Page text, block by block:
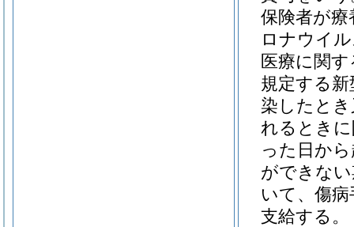
保険者が
ロナウイ
医療に関
規定する
染したと
れるとき
った日か
ができな
いて、傷病
支給する。